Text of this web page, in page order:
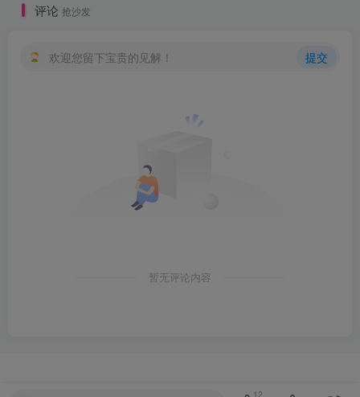
评论 抢沙发
欢迎您留下宝贵的见解！ 提交
暂无评论内容
12